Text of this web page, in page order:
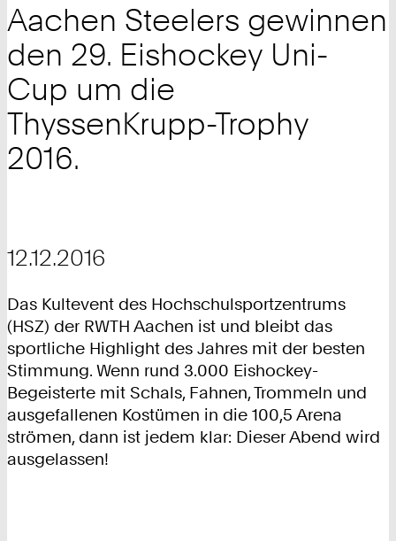
Aachen Steelers gewinnen
den 29. Eishockey Uni-
Cup um die
ThyssenKrupp-Trophy
2016.
12.12.2016
Das Kultevent des Hochschulsportzentrums
(HSZ) der RWTH Aachen ist und bleibt das
sportliche Highlight des Jahres mit der besten
Stimmung. Wenn rund 3.000 Eishockey-
Begeisterte mit Schals, Fahnen, Trommeln und
ausgefallenen Kostümen in die 100,5 Arena
strömen, dann ist jedem klar: Dieser Abend wird
ausgelassen!